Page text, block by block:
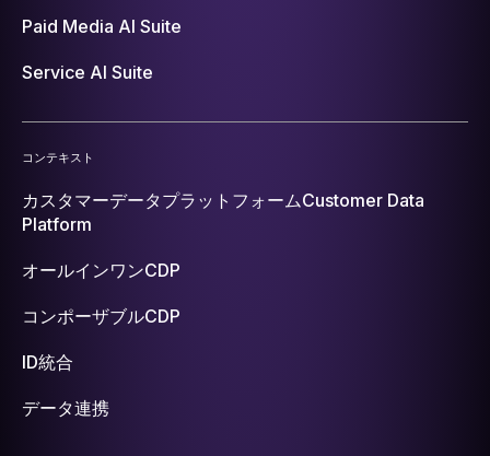
Paid Media AI Suite
Service AI Suite
コンテキスト
カスタマーデータプラットフォームCustomer Data
Platform
オールインワンCDP
コンポーザブルCDP
ID統合
データ連携